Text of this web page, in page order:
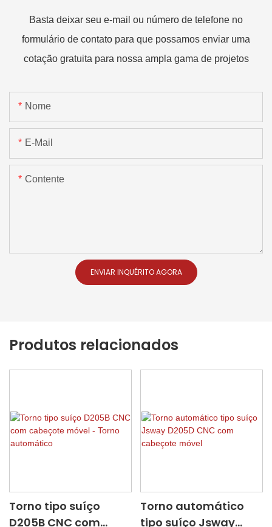
Basta deixar seu e-mail ou número de telefone no
formulário de contato para que possamos enviar uma
cotação gratuita para nossa ampla gama de projetos
Nome
E-Mail
Contente
ENVIAR INQUÉRITO AGORA
Produtos relacionados
Torno tipo suíço
D205B CNC com
Torno automático
tipo suíço Jsway